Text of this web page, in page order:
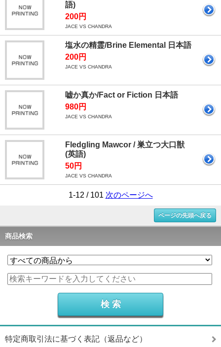
語)
200円
JACE VS CHANDRA
塩水の精霊/Brine Elemental 日本語
200円
JACE VS CHANDRA
嘘か真か/Fact or Fiction 日本語
980円
JACE VS CHANDRA
Fledgling Mawcor / 巣立つ大口獣
(英語)
50円
JACE VS CHANDRA
1-12 / 101 次のページへ
ページの先頭へ戻る
商品検索
特定商取引法に基づく表記（返品など）